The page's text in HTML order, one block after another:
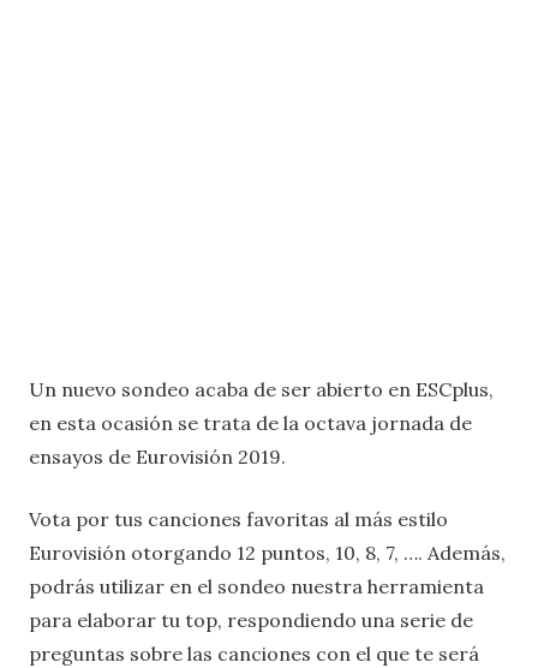
Un nuevo sondeo acaba de ser abierto en ESCplus,
en esta ocasión se trata de la octava jornada de
ensayos de Eurovisión 2019.
Vota por tus canciones favoritas al más estilo
Eurovisión otorgando 12 puntos, 10, 8, 7, …. Además,
podrás utilizar en el sondeo nuestra herramienta
para elaborar tu top, respondiendo una serie de
preguntas sobre las canciones con el que te será